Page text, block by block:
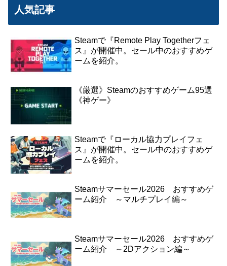
人気記事
Steamで『Remote Play Togetherフェ
ス』が開催中。セール中のおすすめゲ
ームを紹介。
《厳選》Steamのおすすめゲーム95選
《神ゲー》
Steamで『ローカル協力プレイフェ
ス』が開催中。セール中のおすすめゲ
ームを紹介。
Steamサマーセール2026 おすすめゲ
ーム紹介 ～マルチプレイ編～
Steamサマーセール2026 おすすめゲ
ーム紹介 ～2Dアクション編～